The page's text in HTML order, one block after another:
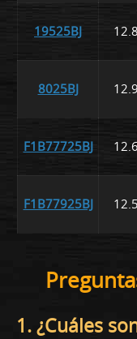
19525BJ
8025BJ
F1B77725BJ
F1B77925BJ
1. ¿Cuáles